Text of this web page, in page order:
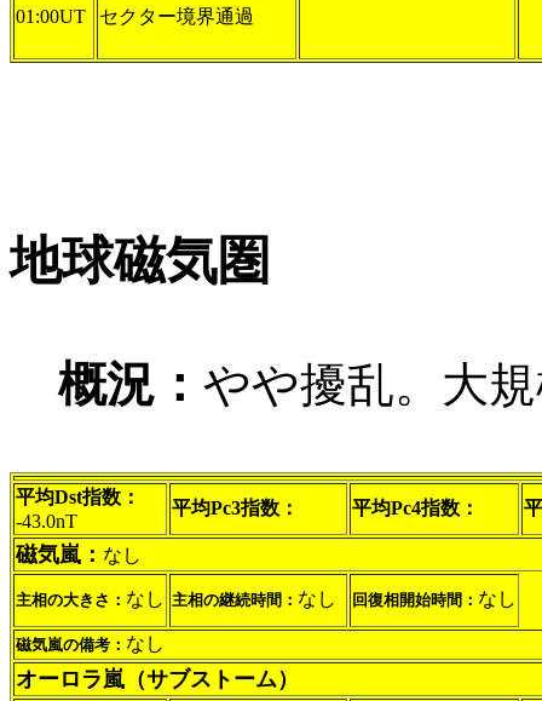
01:00UT セクター境界通過
地球磁気圏
概況： やや擾乱。大
平均Dst指数：
-43.0nT
平均Pc3指数： 平均Pc4指数：
磁気嵐： なし
主相の大きさ： なし 主相の継続時間： なし 回復相開始時間： なし
磁気嵐の備考： なし
オーロラ嵐（サブストーム）